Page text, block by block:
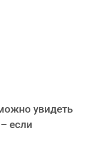
увидеть
если